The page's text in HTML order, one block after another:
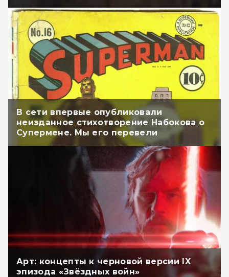
В сети впервые опубликовали
неизданное стихотворение Набокова о
Супермене. Мы его перевели
Арт: концепты к черновой версии IX
эпизода «Звёздных войн»